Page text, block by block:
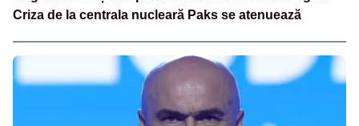
Criza de la centrala nucleară Paks se atenuează